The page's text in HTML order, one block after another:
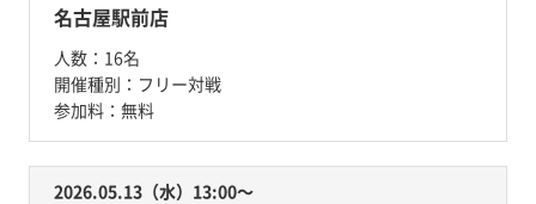
名古屋駅前店
人数： 16名
開催種別： フリー対戦
参加料： 無料
2026.05.13（水）13:00〜